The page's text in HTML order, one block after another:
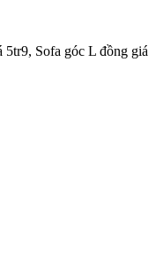
5tr9, Sofa góc L đồng giá